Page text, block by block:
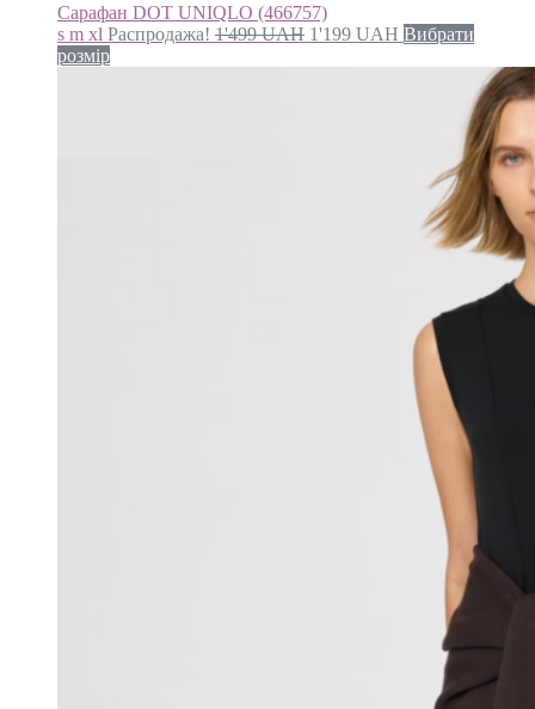
Сарафан DOT UNIQLO (466757)
s m xl Распродажа! 1'499UAH 1'199 UAH Вибрати
розмір